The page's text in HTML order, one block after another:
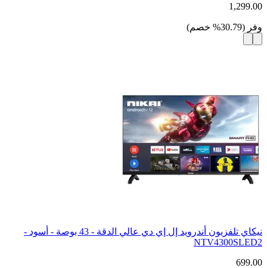
1,299.00
وفر (
30.79
% خصم)
نيكاي تلفزيون أندرويد إل إي دي عالي الدقة - 43 بوصة - أسود -
NTV4300SLED2
699.00